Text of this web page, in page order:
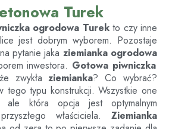
Turek
ogrodowa Turek to czy inne
jest dobrym wyborem. Pozostaje
pytanie jaka ziemianka ogrodowa
inwestora. Gotowa piwniczka
zwykłaziemianka? Co wybrać?
tego typu konstrukcji. Wszystkie one
ale która opcja jest optymalnym
właściciela. Ziemianka